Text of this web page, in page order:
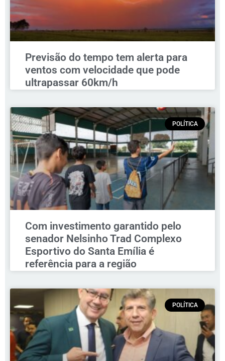
Previsão do tempo tem alerta para
ventos com velocidade que pode
ultrapassar 60km/h
POLÍTICA
Com investimento garantido pelo
senador Nelsinho Trad Complexo
Esportivo do Santa Emília é
referência para a região
POLÍTICA